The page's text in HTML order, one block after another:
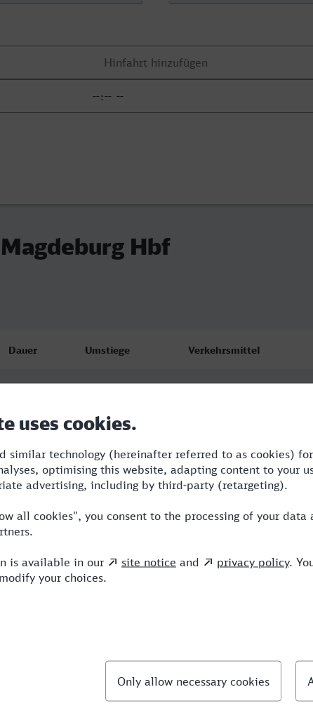
Hbf
Dauer Umstiege Verkehrsmittel
6:13 RB,ICE,VIA
5:42 2 RB,ICE